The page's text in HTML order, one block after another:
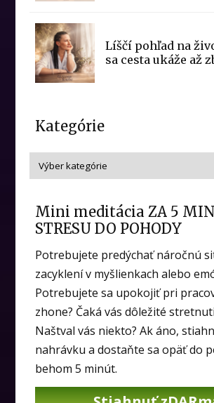
Líščí pohľad na
sa cesta ukáže až
Kategórie
Mini meditácia ZA 5
STRESU DO POHODY
Potrebujete predýchať náročnú
zacyklení v myšlienkach alebo
Potrebujete sa upokojiť pri
zhone? Čaká vás dôležité
Naštval vás niekto? Ak áno,
nahrávku a dostaňte sa opäť do
behom 5 minút.